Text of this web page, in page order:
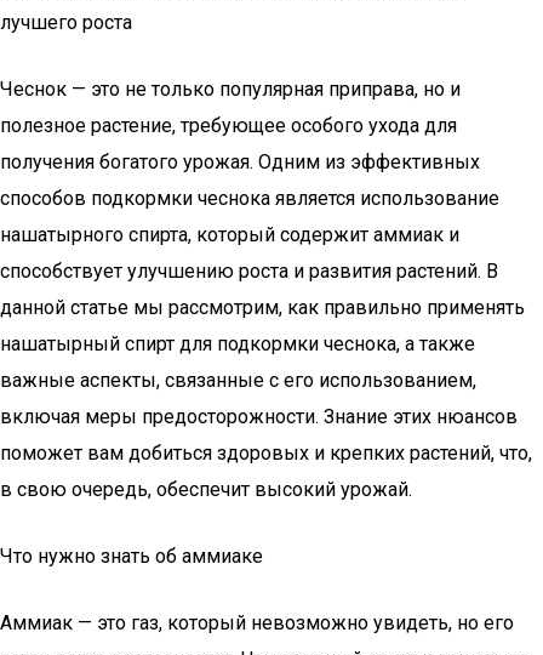
лучшего роста
Чеснок — это не только популярная приправа, но и
полезное растение, требующее особого ухода для
получения богатого урожая. Одним из эффективных
способов подкормки чеснока является использование
нашатырного спирта, который содержит аммиак и
способствует улучшению роста и развития растений. В
данной статье мы рассмотрим, как правильно применять
нашатырный спирт для подкормки чеснока, а также
важные аспекты, связанные с его использованием,
включая меры предосторожности. Знание этих нюансов
поможет вам добиться здоровых и крепких растений, что,
в свою очередь, обеспечит высокий урожай.
Что нужно знать об аммиаке
Аммиак — это газ, который невозможно увидеть, но его